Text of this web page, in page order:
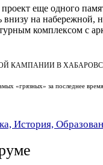
еще одного
внизу на
комплексом с
КАМПАНИИ В
«грязных» за последнее
История,